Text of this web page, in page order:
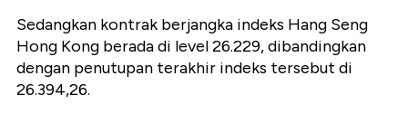
Sedangkan kontrak berjangka indeks Hang Seng
Hong Kong berada di level 26.229, dibandingkan
dengan penutupan terakhir indeks tersebut di
26.394,26.